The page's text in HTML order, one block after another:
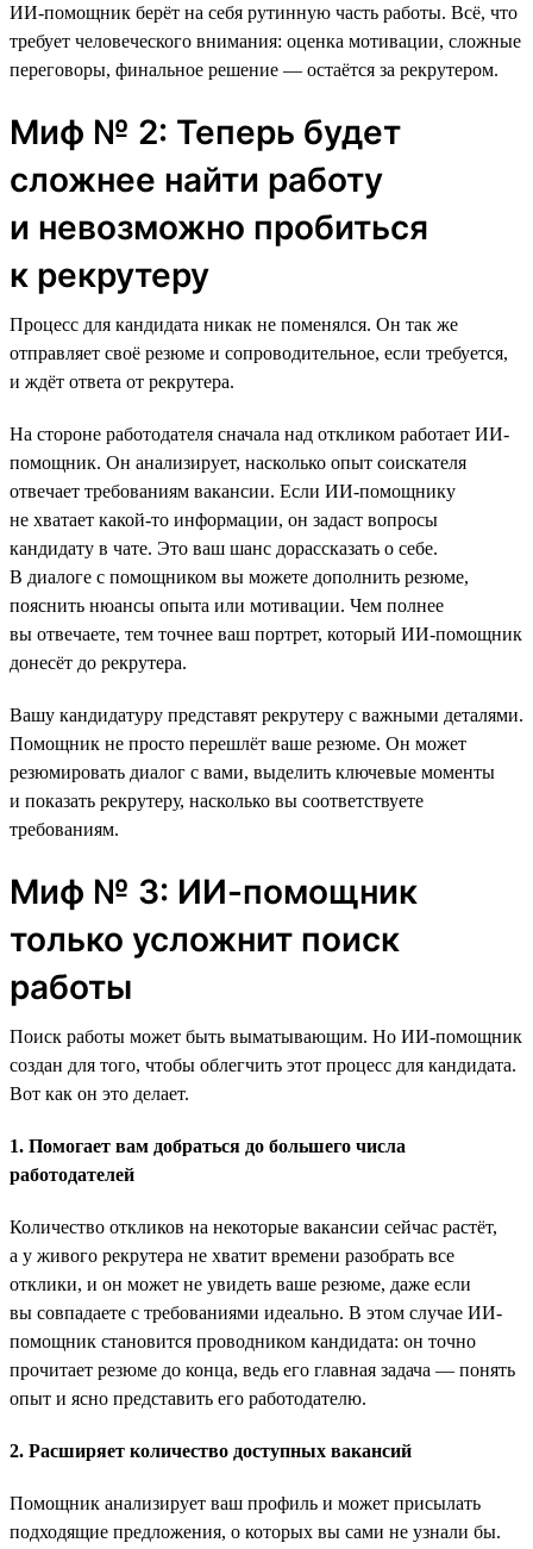
ИИ-помощник берёт на себя рутинную часть работы. Всё, что
требует человеческого внимания: оценка мотивации, сложные
переговоры, финальное решение — остаётся за рекрутером.
Миф № 2: Теперь будет
сложнее найти работу
и невозможно пробиться
к рекрутеру
Процесс для кандидата никак не поменялся. Он так же
отправляет своё резюме и сопроводительное, если требуется,
и ждёт ответа от рекрутера.
На стороне работодателя сначала над откликом работает ИИ-
помощник. Он анализирует, насколько опыт соискателя
отвечает требованиям вакансии. Если ИИ-помощнику
не хватает какой-то информации, он задаст вопросы
кандидату в чате. Это ваш шанс дорассказать о себе.
В диалоге с помощником вы можете дополнить резюме,
пояснить нюансы опыта или мотивации. Чем полнее
вы отвечаете, тем точнее ваш портрет, который ИИ-помощник
донесёт до рекрутера.
Вашу кандидатуру представят рекрутеру с важными деталями.
Помощник не просто перешлёт ваше резюме. Он может
резюмировать диалог с вами, выделить ключевые моменты
и показать рекрутеру, насколько вы соответствуете
требованиям.
Миф № 3: ИИ-помощник
только усложнит поиск
работы
Поиск работы может быть выматывающим. Но ИИ-помощник
создан для того, чтобы облегчить этот процесс для кандидата.
Вот как он это делает.
1. Помогает вам добраться до большего числа
работодателей
Количество откликов на некоторые вакансии сейчас растёт,
а у живого рекрутера не хватит времени разобрать все
отклики, и он может не увидеть ваше резюме, даже если
вы совпадаете с требованиями идеально. В этом случае ИИ-
помощник становится проводником кандидата: он точно
прочитает резюме до конца, ведь его главная задача — понять
опыт и ясно представить его работодателю.
2. Расширяет количество доступных вакансий
Помощник анализирует ваш профиль и может присылать
подходящие предложения, о которых вы сами не узнали бы.